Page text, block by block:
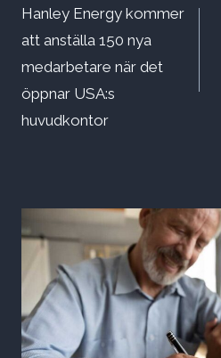
Hanley Energy kommer
att anställa 150 nya
medarbetare när det
öppnar USA:s
huvudkontor